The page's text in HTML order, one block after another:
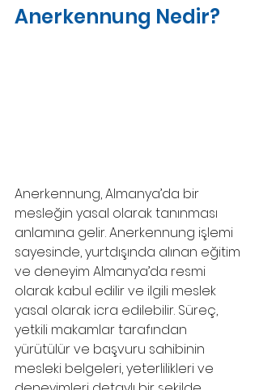
Anerkennung Nedir?
Anerkennung, Almanya’da bir
mesleğin yasal olarak tanınması
anlamına gelir. Anerkennung işlemi
sayesinde, yurtdışında alınan eğitim
ve deneyim Almanya’da resmi
olarak kabul edilir ve ilgili meslek
yasal olarak icra edilebilir. Süreç,
yetkili makamlar tarafından
yürütülür ve başvuru sahibinin
mesleki belgeleri, yeterlilikleri ve